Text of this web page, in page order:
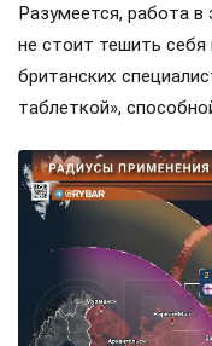
Разумеется, работа в
не стоит тешить
британских
таблеткой»,